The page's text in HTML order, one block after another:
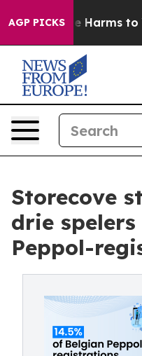
AGP PICKS
to Abate Harms to
Storecove
drie
Peppol-